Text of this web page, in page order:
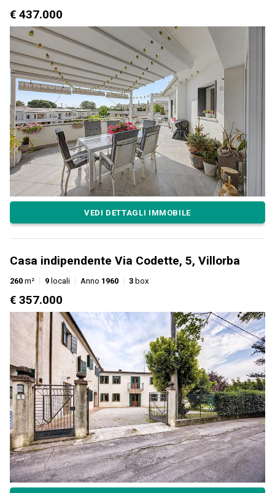
€ 437.000
VEDI DETTAGLI IMMOBILE
Casa indipendente Via Codette, 5, Villorba
260 m² 9 locali Anno 1960 3 box
€ 357.000